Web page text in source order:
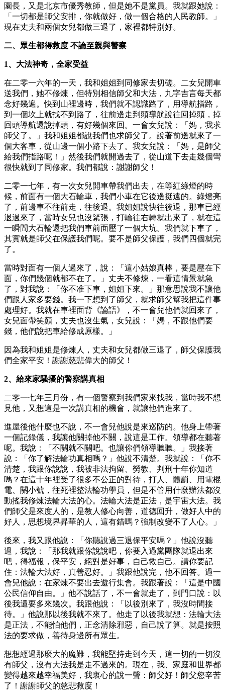
園長，又是北京市優秀教師，但是她不是黨員。我就跟她說：
「一切都是師父安排，你就做好，做一個合格的人民教師。」
現在丈夫和兩個女兒都做三退了，家裡都特別好。
二、眾生都得救度 不論至親與警察
1、大法神奇，全家受益
在二零一六年的一天，我和姐姐到同修家去切磋。二女兒開車
送我們，她不修煉，但特別相信師父和大法，九字吉言每天都
念好幾遍。快到山裡邊時，我們就不認識路了，用導航指路，
到一個坎上就找不到路了，往前邊走到頭導航說往回掉頭，掉
回頭導航還說掉頭，有好幾個來回。一會女兒說：「媽，我求
師父了。」我和姐姐都說我們也求師父了。說著前邊就來了一
個大客車，從山邊一個小路下去了。我女兒說：「媽，是師父
給我們指路呢！」然後我們就開過去了，從山道下去走幾個彎
很快就到了同修家。我們都說：謝謝師父！
二零一七年，有一次女兒開車帶我們出去，在等紅綠燈的時
候，前面有一個大石輪車，我們小車在它後邊挺遠的。綠燈亮
了，前邊車不往前走，往後退。我姐姐說快往後退，那車已經
退過來了，當時女兒也沒緊張，打輪往右轉就出來了，就在這
一瞬間大石輪還把我們車前面壓了一個大坑。我們就下車了，
其實就是師父在保護我們呢。要不是師父保護，我們四個就完
了。
當時對面有一個人過來了，說：「這小姑娘真棒，要是壓在下
面，你們幾個就都不在了。」丈夫不修煉，一看這情景就急
了，對我說：「你不准下車，姐姐下來。」那意思說我不讓他
們跟人家多要錢。我一下想到了師父，就求師父幫我把這件事
處理好。我就在車裡面背《論語》，不一會兒他們就回來了，
女兒面帶笑顏，丈夫也沒生氣，女兒說：「媽，不跟他們要
錢，他們說把車給修成原樣。」
因為我和姐姐是修煉人，丈夫和女兒都做三退了，師父保護我
們全家平安！謝謝慈悲偉大的師父！
2、給來家騷擾的警察講真相
二零一七年三月份，有一個警察到我們家來找我，當時我不想
見他，又想這是一次講真相的機會，就讓他們進來了。
進屋後他什麼也不說，不一會兒他說是來巡防的。他身上帶著
一個記錄儀，我讓他關掉他不關，說這是工作。領導都在聽著
呢。我說：「不關就不關吧。也讓你們領導聽聽。」我接著
說：「你了解法輪功真相嗎？」他說不清楚。我就說：「你不
清楚，我跟你說說，我被非法拘留、勞教、判刑十年你知道
嗎？在這十年裡受了很多不公正的對待，打人、體罰、用電棍
電、關小號，往死裡整法輪功學員，但是不管用什麼辦法都沒
動搖我修煉法輪大法的心。法輪大法是正法，是宇宙大法。我
們師父是來度人的，是教人修心向善，道德回升，做好人中的
好人，思想境界昇華的人，這有錯嗎？強制改變不了人心。」
後來，我又跟他說：「你聽說過三退保平安嗎？」他說沒聽
過，我說：「那我就跟你說說吧，你要入過黨團隊就退出來
吧，得福報，保平安，絕對是好事，自己救自己。請你要記
住：法輪大法好，真善忍好。」我跟他說完，他不回答。過一
會兒他說：在家煉不要出去遊行集會。我跟著說：「這是中國
公民信仰自由。」他不說話了，不一會就走了，到門口說：以
後我還要多來幾次。我跟他說：「以後別來了，我沒時間接
待。」他說那以後我就不來了。他走了以後我就想：法輪大法
是正法，不能怕他們，正念清除邪惡，自己說了算。就是按照
法的要求做，善待身邊所有眾生。
想想經過那麼大的魔難，我能堅持走到今天，這一切的一切沒
有師父，沒有大法我是走不過來的。現在，我、家庭和世界都
變得越來越幸福美好，我衷心的說一聲：師父好！師父您辛苦
了！謝謝師父的慈悲救度！